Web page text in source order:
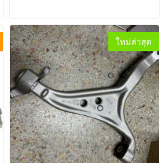
ใหม่ล่าสุด